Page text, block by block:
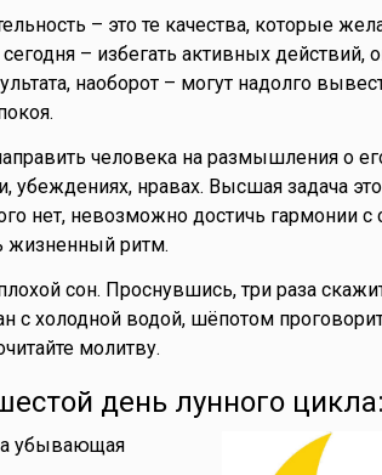
– это те качества, которые
– избегать активных действий,
наоборот – могут надолго
человека на размышления о
убеждениях, нравах. Высшая задача
нет, невозможно достичь гармонии с
жизненный ритм.
сон. Проснувшись, три раза
с холодной водой, шёпотом
молитву.
день лунного цикла:
убывающая